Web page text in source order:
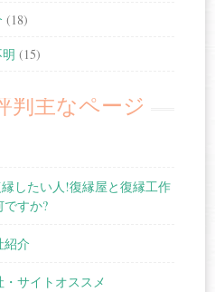
(18)
(15)
判主なページ
縁したい人!復縁屋と復縁工作
すか?
紹介
サイトオススメ